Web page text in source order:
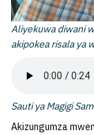
Aliyekuwa diwani
akipokea risala ya
Sauti ya Magigi
Akizungumza